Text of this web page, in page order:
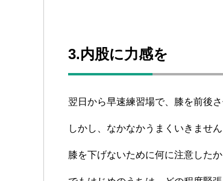
3.内股に力感を
翌日から早速練習場で、膝を前後
しかし、なかなかうまくいきません
膝を下げないために何に注意した